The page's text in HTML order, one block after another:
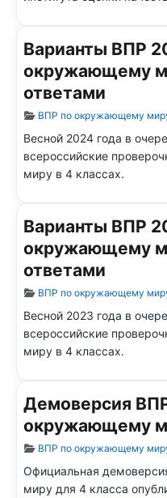
Варианты ВПР
окружающему
ответами
Информация о материале
ВПР по окружающему
Весной 2024 года в
всероссийские
миру в 4 классах.
Варианты ВПР
окружающему
ответами
Информация о материале
ВПР по окружающему
Весной 2023 года в
всероссийские
миру в 4 классах.
Демоверсия
окружающему
Информация о материале
ВПР по окружающему
Официальная
миру для 4 класса